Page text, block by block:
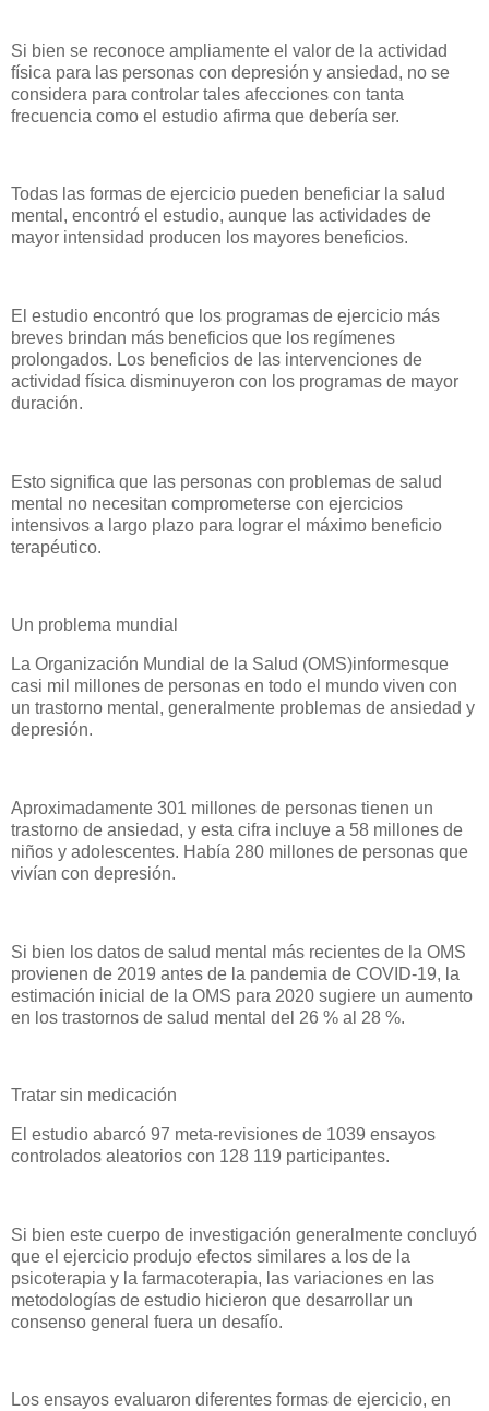
Si bien se reconoce ampliamente el valor de la actividad
física para las personas con depresión y ansiedad, no se
considera para controlar tales afecciones con tanta
frecuencia como el estudio afirma que debería ser.
Todas las formas de ejercicio pueden beneficiar la salud
mental, encontró el estudio, aunque las actividades de
mayor intensidad producen los mayores beneficios.
El estudio encontró que los programas de ejercicio más
breves brindan más beneficios que los regímenes
prolongados. Los beneficios de las intervenciones de
actividad física disminuyeron con los programas de mayor
duración.
Esto significa que las personas con problemas de salud
mental no necesitan comprometerse con ejercicios
intensivos a largo plazo para lograr el máximo beneficio
terapéutico.
Un problema mundial
La Organización Mundial de la Salud (OMS)informesque
casi mil millones de personas en todo el mundo viven con
un trastorno mental, generalmente problemas de ansiedad y
depresión.
Aproximadamente 301 millones de personas tienen un
trastorno de ansiedad, y esta cifra incluye a 58 millones de
niños y adolescentes. Había 280 millones de personas que
vivían con depresión.
Si bien los datos de salud mental más recientes de la OMS
provienen de 2019 antes de la pandemia de COVID-19, la
estimación inicial de la OMS para 2020 sugiere un aumento
en los trastornos de salud mental del 26 % al 28 %.
Tratar sin medicación
El estudio abarcó 97 meta-revisiones de 1039 ensayos
controlados aleatorios con 128 119 participantes.
Si bien este cuerpo de investigación generalmente concluyó
que el ejercicio produjo efectos similares a los de la
psicoterapia y la farmacoterapia, las variaciones en las
metodologías de estudio hicieron que desarrollar un
consenso general fuera un desafío.
Los ensayos evaluaron diferentes formas de ejercicio, en